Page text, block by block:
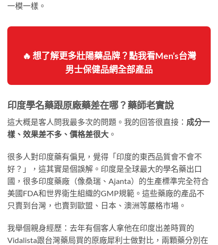
一模一樣。
🔥 想了解更多壯陽藥品牌？點我看Men’s台灣
男士保健品網全部產品
印度學名藥跟原廠藥差在哪？藥師老實說
這大概是客人問我最多次的問題。我的回答很直接： 成分一
樣、效果差不多、價格差很大 。
很多人對印度藥有偏見，覺得「印度的東西品質會不會不
好？」，這其實是個誤解。印度是全球最大的學名藥出口
國，很多印度藥廠（像桑瑞、Ajanta）的生產標準完全符合
美國FDA和世界衛生組織的GMP規範。這些藥廠的產品不
只賣到台灣，也賣到歐盟、日本、澳洲等嚴格市場。
我舉個親身經歷：去年有個客人拿他在印度出差時買的
Vidalista跟台灣藥局買的原廠犀利士做對比，兩顆藥分別在